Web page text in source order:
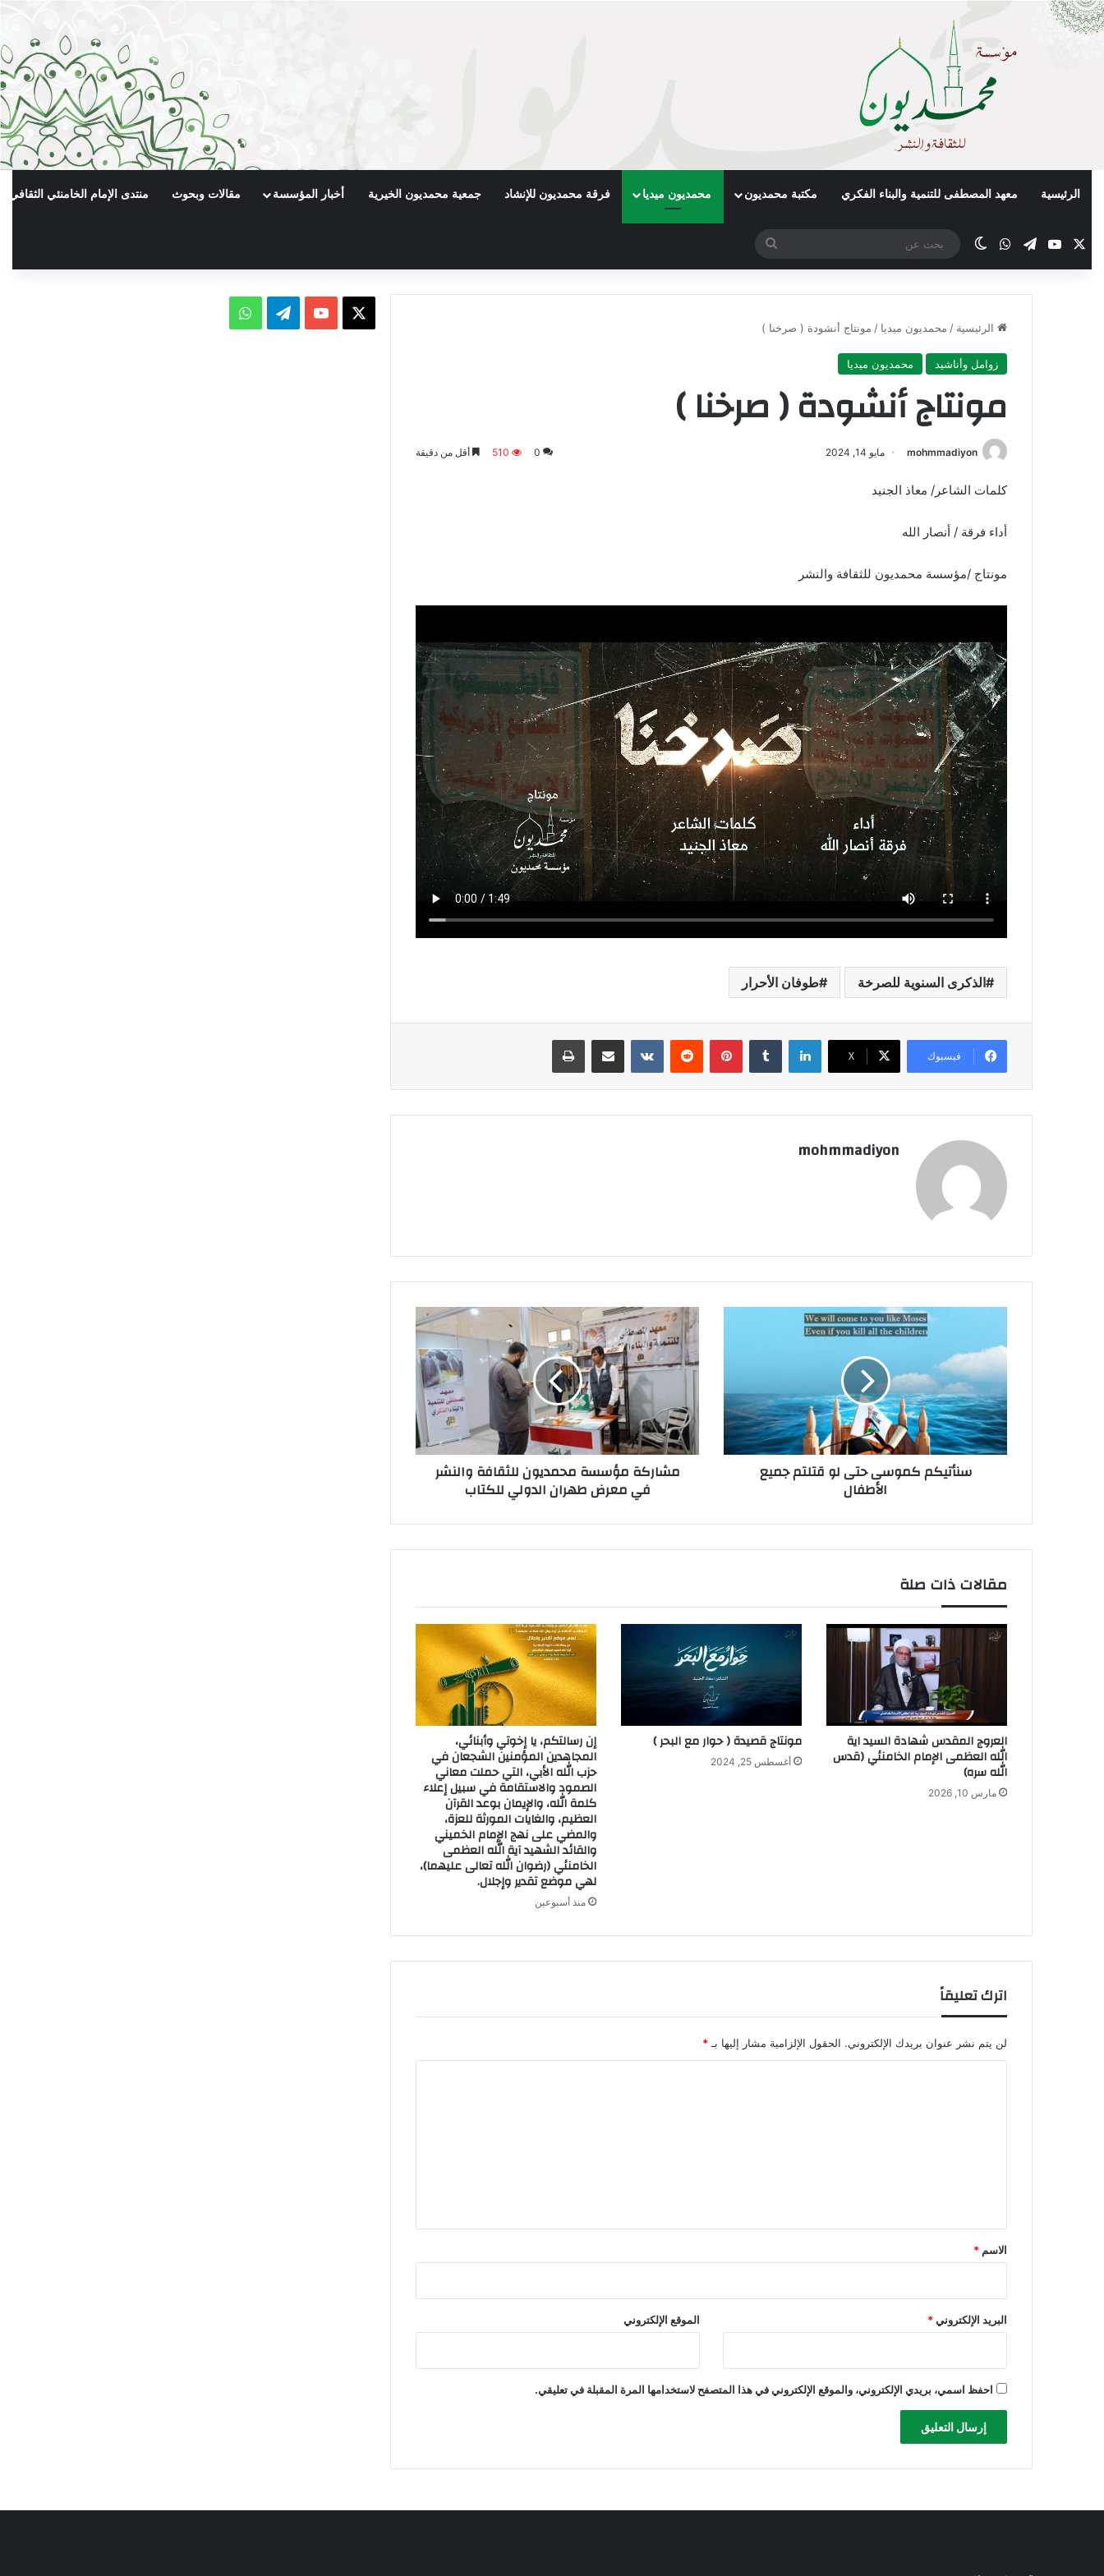
الرئيسية معهد المصطفى للتنمية والبناء الفكري مكتبة محمديون محمديون ميديا فرقة محمديون للإنشاد جمعية محمديون الخيرية أخبار المؤسسة مقالات وبحوث منتدى الإمام الخامنئي الثقافي
يوتيوبتيلقرامواتسابالوضع المظلم
بحث
عن
الرئيسية / محمديون ميديا / مونتاج أنشودة ( صرخنا )
زوامل وأناشيد محمديون ميديا
مونتاج أنشودة ( صرخنا )
mohmmadiyon مايو 14, 2024 0
510 أقل من دقيقة
كلمات الشاعر/ معاذ الجنيد
أداء فرقة / أنصار الله
مونتاج /مؤسسة محمديون للثقافة والنشر
الذكرى السنوية للصرخة طوفان الأحرار
فيسبوك X
لينكدإن بينتيريست مشاركة عبر البريد طباعة
mohmmadiyon
سنأتيكم كموسى حتى لو قتلتم جميع
الأطفال
مشاركة مؤسسة محمديون للثقافة والنشر
في معرض طهران الدولي للكتاب
مقالات ذات صلة
العروج المقدس شهادة السيد اية
الله العظمى الإمام الخامنئي (قدس
الله سره)
مارس 10, 2026
مونتاج قصيدة ( حوار مع البحر )
أغسطس 25, 2024
إن رسالتكم، يا إخوتي وأبنائي،
المجاهدين المؤمنين الشجعان في
حزب الله الأبي، التي حملت معاني
الصمود والاستقامة في سبيل إعلاء
كلمة الله، والإيمان بوعد القرآن
العظيم، والغايات المورثة للعزة،
والمضي على نهج الإمام الخميني
والقائد الشهيد آية الله العظمى
الخامنئي (رضوان الله تعالى عليهما)،
لهي موضع تقدير وإجلال.
منذ أسبوعين
اترك تعليقاً
لن يتم نشر عنوان بريدك الإلكتروني. الحقول الإلزامية مشار إليها بـ *
*
الاسم *
البريد الإلكتروني* الموقع الإلكتروني
احفظ اسمي، بريدي الإلكتروني، والموقع الإلكتروني في هذا المتصفح لاستخدامها المرة المقبلة في تعليقي.
يوتيوبتيلقرامواتساب